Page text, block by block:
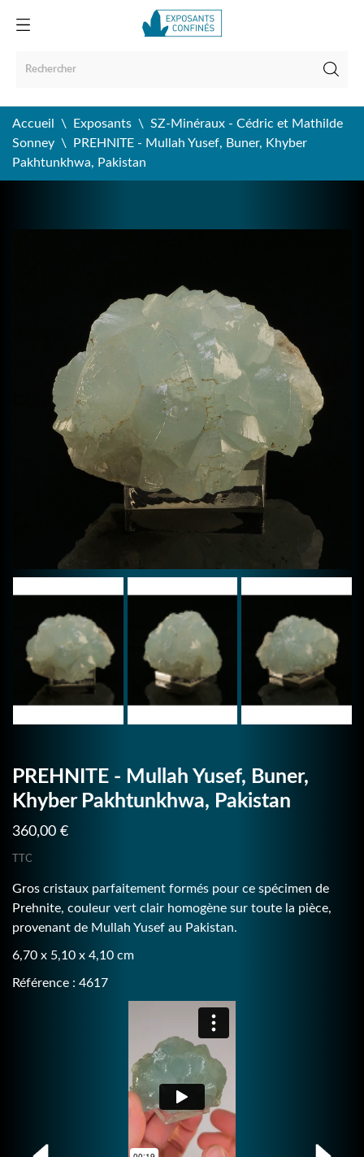
Accueil Exposants
SZ-Minéraux - Cédric et Mathilde
Sonney
PREHNITE - Mullah Yusef, Buner, Khyber
Pakhtunkhwa, Pakistan
PREHNITE - Mullah Yusef, Buner,
Khyber Pakhtunkhwa, Pakistan
360,00 €
TTC
Gros cristaux parfaitement formés pour ce spécimen de
Prehnite, couleur vert clair homogène sur toute la pièce,
provenant de Mullah Yusef au Pakistan.
6,70 x 5,10 x 4,10 cm
Référence : 4617